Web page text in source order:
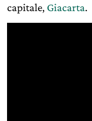
capitale, Giacarta.